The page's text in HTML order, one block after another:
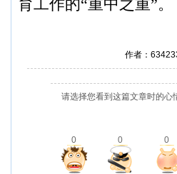
育工作的“重中之重”。
作者：
请选择您看到这篇文章时的心
0 0 0